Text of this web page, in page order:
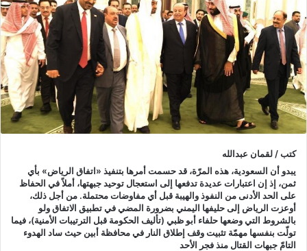
كتب / لقمان عبدالله
يبدو أن السعودية، هذه المرّة، قد حسمت أمرها بتنفيذ «اتفاق الرياض» بأي
ثمن، إذ إن اعتبارات عديدة تدفعها إلى استعجال توحيد جبهتها، أملاً في الحفاظ
على الحد الأدنى من النفوذ والهيبة قبل أي مفاوضات محتملة. من أجل ذلك،
أوعزت الرياض إلى حليفها اليمني بضرورة المضي في تطبيق الاتفاق ولو
بالشروط التي وضعها حلفاء أبو ظبي (تأليف الحكومة قبل الترتيبات الأمنية)، فيما
تولّت بنفسها مهمّة تثبيت وقف إطلاق النار في محافظة أبين حيث ساد الهدوء
التامّ جبهات القتال منذ فجر الأحد